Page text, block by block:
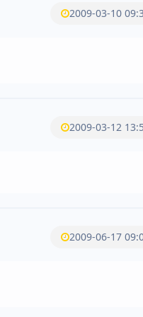
2009-03-10
2009-03-12
2009-06-17